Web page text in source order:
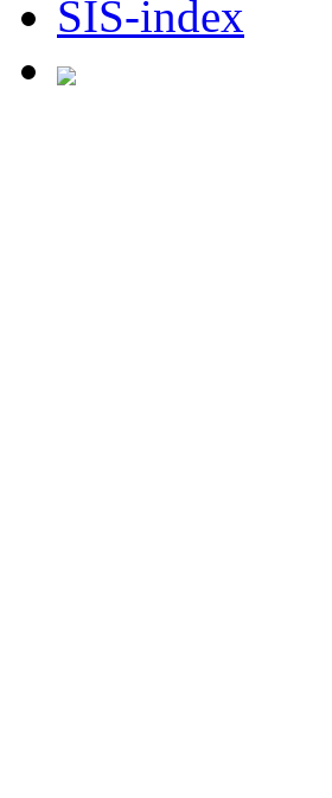
SIS-index